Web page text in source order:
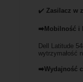
✔️Zasilacz w
➡️Mobilność i
Dell Latitude
wytrzymałość
➡️Wydajność